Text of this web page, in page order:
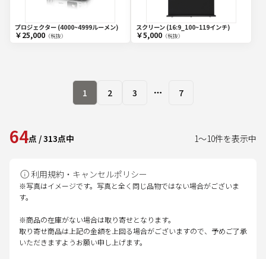
プロジェクター (4000~4999ルーメン)
￥25,000（税抜）
スクリーン (16:9_100~119インチ)
￥5,000（税抜）
1 2 3 More pages
7
64点 /313点中 1～10件を表示中
利用規約・キャンセルポリシー
※写真はイメージです。写真と全く同じ品物ではない場合がございま
す。
※商品の在庫がない場合は取り寄せとなります。
取り寄せ商品は上記の金額を上回る場合がございますので、予めご了承
いただきますようお願い申し上げます。